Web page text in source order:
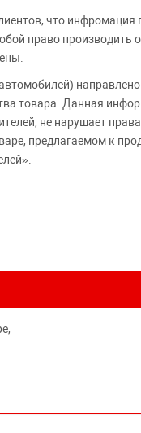
что
право
направлено
товара. Данная
не нарушает
предлагаемом к